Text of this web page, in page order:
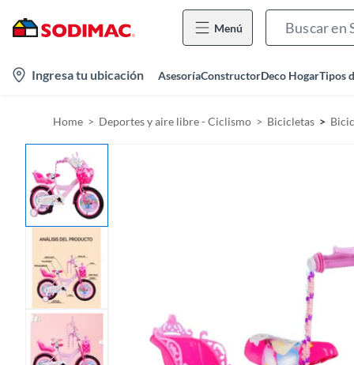
Menú
Ingresa tu ubicación AsesoríaConstructorDeco HogarTipos
Home Deportes y aire libre - Ciclismo Bicicletas